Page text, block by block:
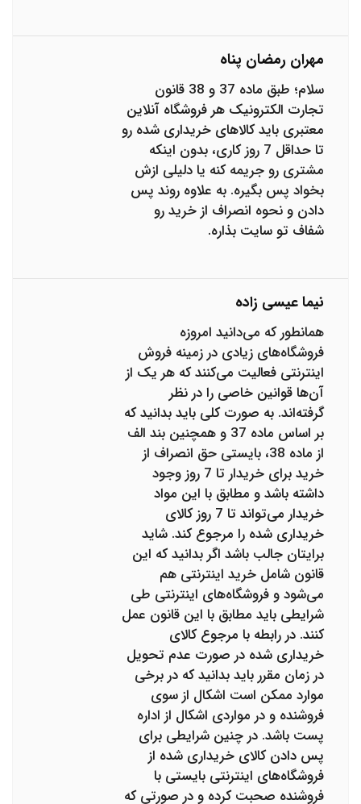
مهران رمضان پناه
سلام؛ طبق ماده 37 و 38 قانون
تجارت الکترونیک هر فروشگاه آنلاین
معتبری باید کالاهای خریداری شده رو
تا حداقل 7 روز کاری، بدون اینکه
مشتری رو جریمه کنه یا دلیلی ازش
بخواد پس بگیره. به علاوه روند پس
دادن و نحوه انصراف از خرید رو
شفاف تو سایت بذاره.
نیما عیسی زاده
همانطور که می‌دانید امروزه
فروشگاه‌های زیادی در زمینه فروش
اینترنتی فعالیت می‌کنند که هر یک از
آن‌ها قوانین خاصی را در نظر
گرفته‌اند. به صورت کلی باید بدانید که
بر اساس ماده 37 و همچنین بند الف
از ماده 38، بایستی حق انصراف از
خرید برای خریدار تا 7 روز وجود
داشته باشد و مطابق با این مواد
خریدار می‌تواند تا 7 روز کالای
خریداری شده را مرجوع کند. شاید
برایتان جالب باشد اگر بدانید که این
قانون شامل خرید اینترنتی هم
می‌شود و فروشگاه‌های اینترنتی طی
شرایطی باید مطابق با این قانون عمل
کنند. در رابطه با مرجوع کالای
خریداری شده در صورت عدم تحویل
در زمان مقرر باید بدانید که در برخی
موارد ممکن است اشکال از سوی
فروشنده و در مواردی اشکال از اداره
پست باشد. در چنین شرایطی برای
پس دادن کالای خریداری شده از
فروشگاه‌های اینترنتی بایستی با
فروشنده صحبت کرده و در صورتی که